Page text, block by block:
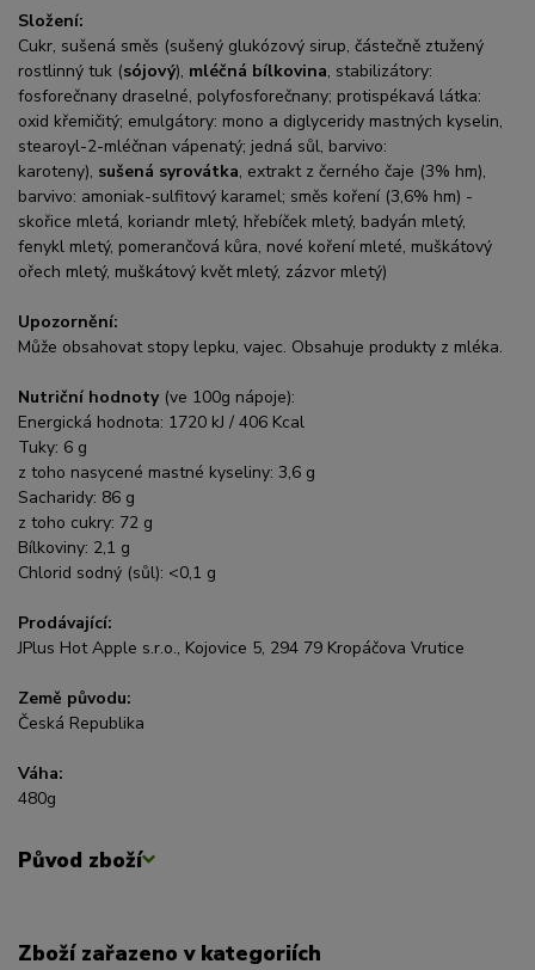
Složení:
Cukr, sušená směs (sušený glukózový sirup, částečně ztužený
rostlinný tuk (sójový), mléčná bílkovina, stabilizátory:
fosforečnany draselné, polyfosforečnany; protispékavá látka:
oxid křemičitý; emulgátory: mono a diglyceridy mastných kyselin,
stearoyl-2-mléčnan vápenatý; jedná sůl, barvivo:
karoteny), sušená syrovátka, extrakt z černého čaje (3% hm),
barvivo: amoniak-sulfitový karamel; směs koření (3,6% hm) -
skořice mletá, koriandr mletý, hřebíček mletý, badyán mletý,
fenykl mletý, pomerančová kůra, nové koření mleté, muškátový
ořech mletý, muškátový květ mletý, zázvor mletý)
Upozornění:
Může obsahovat stopy lepku, vajec. Obsahuje produkty z mléka.
Nutriční hodnoty(ve 100g nápoje):
Energická hodnota: 1720 kJ / 406 Kcal
Tuky: 6 g
z toho nasycené mastné kyseliny: 3,6 g
Sacharidy: 86 g
z toho cukry: 72 g
Bílkoviny: 2,1 g
Chlorid sodný (sůl): <0,1 g
Prodávající:
JPlus Hot Apple s.r.o., Kojovice 5, 294 79 Kropáčova Vrutice
Země původu:
Česká Republika
Váha:
480g
Původ zboží
Zboží zařazeno v kategoriích